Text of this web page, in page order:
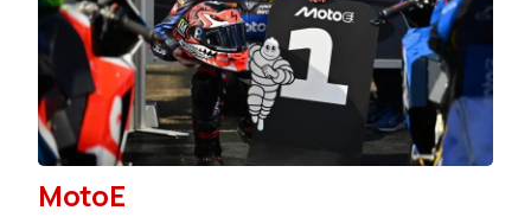
MotoE